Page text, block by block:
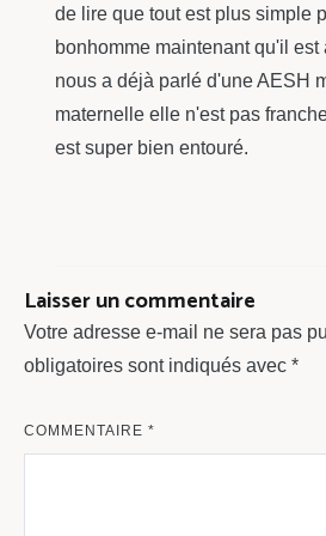
de lire que tout est plus simple
bonhomme maintenant qu'il est
nous a déjà parlé d'une AESH
maternelle elle n'est pas
est super bien entouré.
Laisser un commentaire
Votre adresse e-mail ne sera pas
obligatoires sont indiqués avec *
COMMENTAIRE *